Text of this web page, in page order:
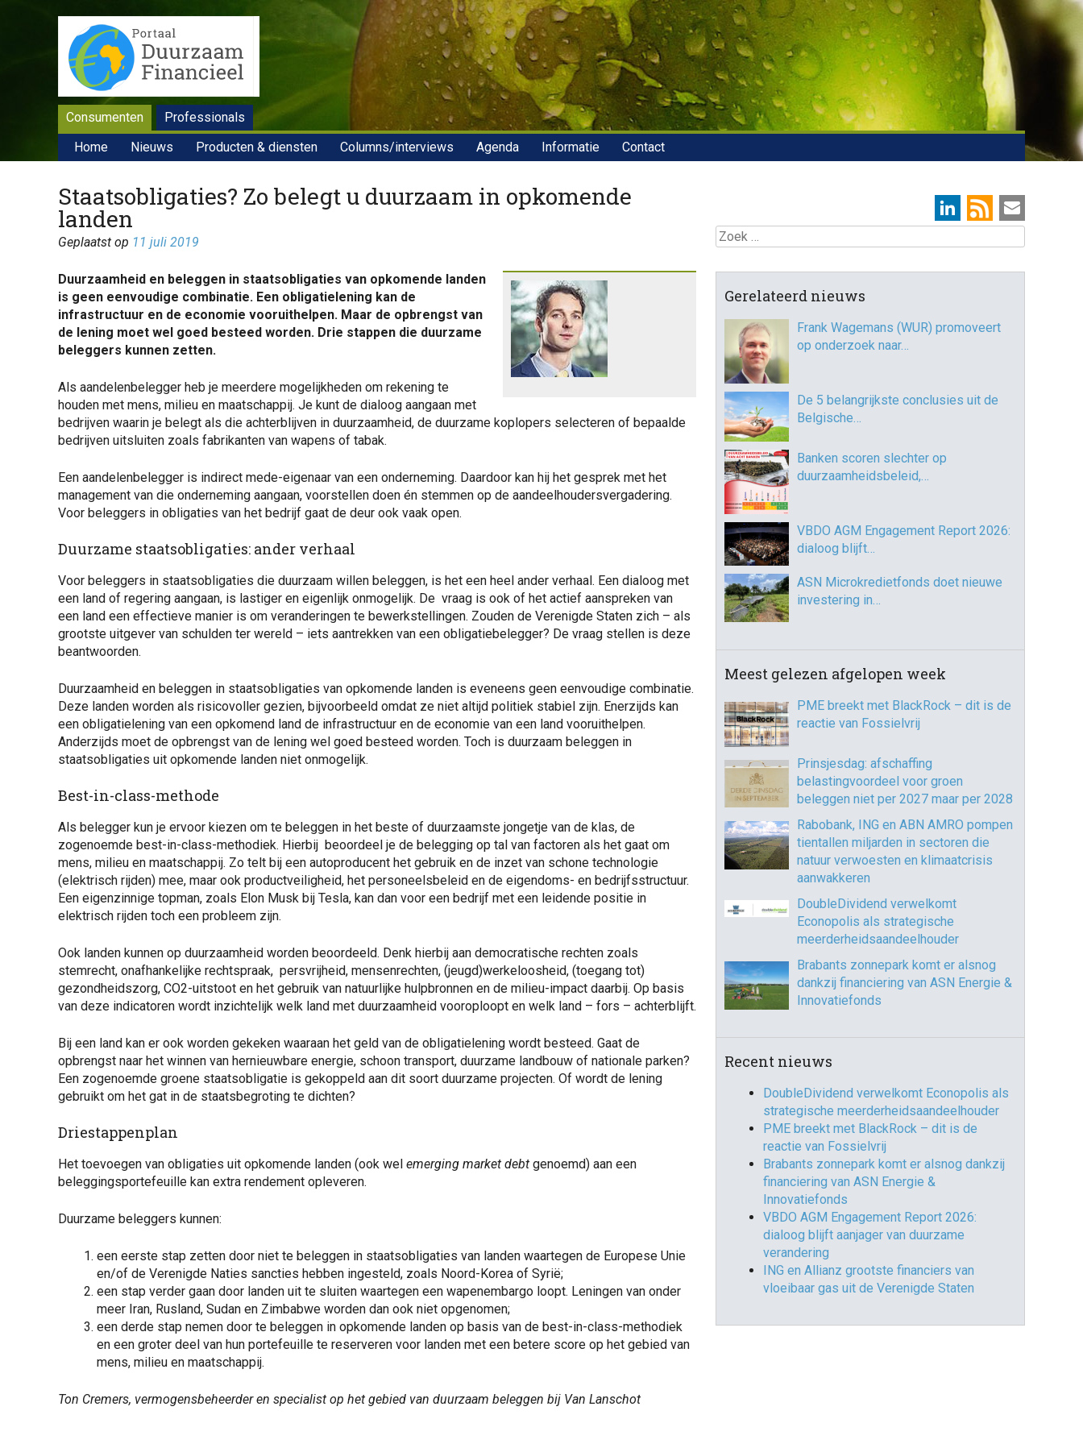
Consumenten
Professionals
Home
Nieuws Producten & diensten Columns/interviews Agenda Informatie Contact
Staatsobligaties? Zo belegt u duurzaam in opkomende
landen
Geplaatst op 11 juli 2019
Duurzaamheid en beleggen in staatsobligaties van opkomende landen
is geen eenvoudige combinatie. Een obligatielening kan de
infrastructuur en de economie vooruithelpen. Maar de opbrengst van
de lening moet wel goed besteed worden. Drie stappen die duurzame
beleggers kunnen zetten.
Als aandelenbelegger heb je meerdere mogelijkheden om rekening te
houden met mens, milieu en maatschappij. Je kunt de dialoog aangaan met
bedrijven waarin je belegt als die achterblijven in duurzaamheid, de duurzame koplopers selecteren of bepaalde
bedrijven uitsluiten zoals fabrikanten van wapens of tabak.
Een aandelenbelegger is indirect mede-eigenaar van een onderneming. Daardoor kan hij het gesprek met het
management van die onderneming aangaan, voorstellen doen én stemmen op de aandeelhoudersvergadering.
Voor beleggers in obligaties van het bedrijf gaat de deur ook vaak open.
Duurzame staatsobligaties: ander verhaal
Voor beleggers in staatsobligaties die duurzaam willen beleggen, is het een heel ander verhaal. Een dialoog met
een land of regering aangaan, is lastiger en eigenlijk onmogelijk. De vraag is ook of het actief aanspreken van
een land een effectieve manier is om veranderingen te bewerkstellingen. Zouden de Verenigde Staten zich – als
grootste uitgever van schulden ter wereld – iets aantrekken van een obligatiebelegger? De vraag stellen is deze
beantwoorden.
Duurzaamheid en beleggen in staatsobligaties van opkomende landen is eveneens geen eenvoudige combinatie.
Deze landen worden als risicovoller gezien, bijvoorbeeld omdat ze niet altijd politiek stabiel zijn. Enerzijds kan
een obligatielening van een opkomend land de infrastructuur en de economie van een land vooruithelpen.
Anderzijds moet de opbrengst van de lening wel goed besteed worden. Toch is duurzaam beleggen in
staatsobligaties uit opkomende landen niet onmogelijk.
Best-in-class-methode
Als belegger kun je ervoor kiezen om te beleggen in het beste of duurzaamste jongetje van de klas, de
zogenoemde best-in-class-methodiek. Hierbij beoordeel je de belegging op tal van factoren als het gaat om
mens, milieu en maatschappij. Zo telt bij een autoproducent het gebruik en de inzet van schone technologie
(elektrisch rijden) mee, maar ook productveiligheid, het personeelsbeleid en de eigendoms- en bedrijfsstructuur.
Een eigenzinnige topman, zoals Elon Musk bij Tesla, kan dan voor een bedrijf met een leidende positie in
elektrisch rijden toch een probleem zijn.
Ook landen kunnen op duurzaamheid worden beoordeeld. Denk hierbij aan democratische rechten zoals
stemrecht, onafhankelijke rechtspraak, persvrijheid, mensenrechten, (jeugd)werkeloosheid, (toegang tot)
gezondheidszorg, CO2-uitstoot en het gebruik van natuurlijke hulpbronnen en de milieu-impact daarbij. Op basis
van deze indicatoren wordt inzichtelijk welk land met duurzaamheid vooroploopt en welk land – fors – achterblijft.
Bij een land kan er ook worden gekeken waaraan het geld van de obligatielening wordt besteed. Gaat de
opbrengst naar het winnen van hernieuwbare energie, schoon transport, duurzame landbouw of nationale parken?
Een zogenoemde groene staatsobligatie is gekoppeld aan dit soort duurzame projecten. Of wordt de lening
gebruikt om het gat in de staatsbegroting te dichten?
Driestappenplan
Het toevoegen van obligaties uit opkomende landen (ook wel emerging market debt genoemd) aan een
beleggingsportefeuille kan extra rendement opleveren.
Duurzame beleggers kunnen:
een eerste stap zetten door niet te beleggen in staatsobligaties van landen waartegen de Europese Unie
en/of de Verenigde Naties sancties hebben ingesteld, zoals Noord-Korea of Syrië;
een stap verder gaan door landen uit te sluiten waartegen een wapenembargo loopt. Leningen van onder
meer Iran, Rusland, Sudan en Zimbabwe worden dan ook niet opgenomen;
een derde stap nemen door te beleggen in opkomende landen op basis van de best-in-class-methodiek
en een groter deel van hun portefeuille te reserveren voor landen met een betere score op het gebied van
mens, milieu en maatschappij.
Ton Cremers, vermogensbeheerder en specialist op het gebied van duurzaam beleggen bij Van Lanschot
Zoek
Gerelateerd nieuws
Frank Wagemans (WUR) promoveert
op onderzoek naar…
De 5 belangrijkste conclusies uit de
Belgische…
Banken scoren slechter op
duurzaamheidsbeleid,…
VBDO AGM Engagement Report 2026:
dialoog blijft…
ASN Microkredietfonds doet nieuwe
investering in…
Meest gelezen afgelopen week
PME breekt met BlackRock – dit is de
reactie van Fossielvrij
Prinsjesdag: afschaffing
belastingvoordeel voor groen
beleggen niet per 2027 maar per 2028
Rabobank, ING en ABN AMRO pompen
tientallen miljarden in sectoren die
natuur verwoesten en klimaatcrisis
aanwakkeren
DoubleDividend verwelkomt
Econopolis als strategische
meerderheidsaandeelhouder
Brabants zonnepark komt er alsnog
dankzij financiering van ASN Energie &
Innovatiefonds
Recent nieuws
DoubleDividend verwelkomt Econopolis als
strategische meerderheidsaandeelhouder
PME breekt met BlackRock – dit is de
reactie van Fossielvrij
Brabants zonnepark komt er alsnog dankzij
financiering van ASN Energie &
Innovatiefonds
VBDO AGM Engagement Report 2026:
dialoog blijft aanjager van duurzame
verandering
ING en Allianz grootste financiers van
vloeibaar gas uit de Verenigde Staten